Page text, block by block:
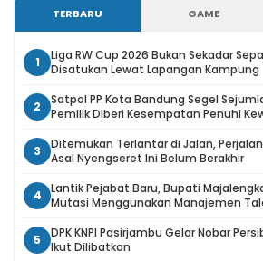
TERBARU GAME
1
Liga RW Cup 2026 Bukan Sekadar
Disatukan Lewat Lapangan Kampung
2
Satpol PP Kota Bandung Segel
Pemilik Diberi Kesempatan Penuhi
3
Ditemukan Terlantar di Jalan,
Asal Nyengseret Ini Belum Berakhir
4
Lantik Pejabat Baru, Bupati
Mutasi Menggunakan Manajemen
5
DPK KNPI Pasirjambu Gelar Nobar
Ikut Dilibatkan